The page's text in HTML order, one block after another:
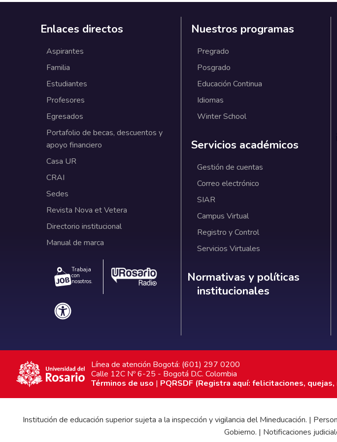
Enlaces directos
Aspirantes
Familia
Estudiantes
Profesores
Egresados
Portafolio de becas, descuentos y
apoyo financiero
Casa UR
CRAI
Sedes
Revista Nova et Vetera
Directorio institucional
Manual de marca
Trabaja
con
nosotros.
Nuestros programas
Pregrado
Posgrado
Educación Continua
Idiomas
Winter School
Servicios académicos
Gestión de cuentas
Correo electrónico
SIAR
Campus Virtual
Registro y Control
Servicios Virtuales
Normativas y políticas
Normativas y políticas
institucionales
Línea de atención Bogotá: (601) 297 0200
Calle 12C Nº 6-25 - Bogotá D.C. Colombia
Términos de uso | PQRSDF (Registra aquí: felicitaciones,
Institución de educación superior sujeta a la inspección y vigilancia del Mineducación. |
Gobierno. | Notificaciones